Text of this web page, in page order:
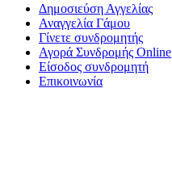
Δημοσιεύση Αγγελίας
Αναγγελία Γάμου
Γίνετε συνδρομητής
Αγορά Συνδρομής Online
Είσοδος συνδρομητή
Επικοινωνία